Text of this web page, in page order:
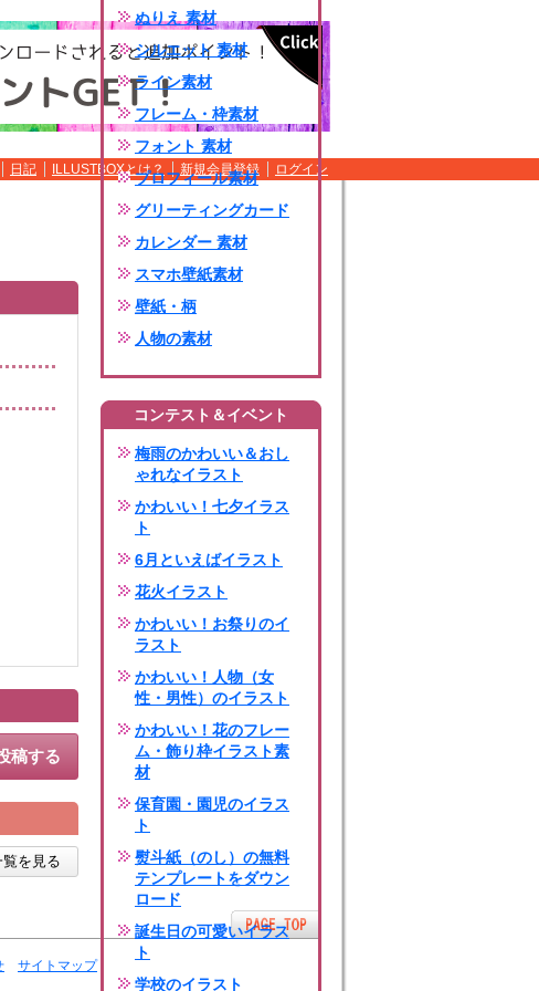
日記 ILLUSTBOXとは？ 新規会員登録 ログイン
稿する
覧を見る
ぬりえ 素材
シルエット 素材
ライン素材
フレーム・枠素材
フォント 素材
プロフィール素材
グリーティングカード
カレンダー 素材
スマホ壁紙素材
壁紙・柄
人物の素材
コンテスト＆イベント
梅雨のかわいい＆おし
ゃれなイラスト
かわいい！七夕イラス
ト
6月といえばイラスト
花火イラスト
かわいい！お祭りのイ
ラスト
かわいい！人物（女
性・男性）のイラスト
かわいい！花のフレー
ム・飾り枠イラスト素
材
保育園・園児のイラス
ト
熨斗紙（のし）の無料
テンプレートをダウン
ロード
誕生日の可愛いイラス
ト
学校のイラスト
サイトマップ